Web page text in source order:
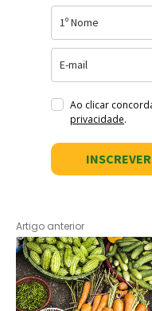
Ao clicar
privacidade.
Artigo anterior